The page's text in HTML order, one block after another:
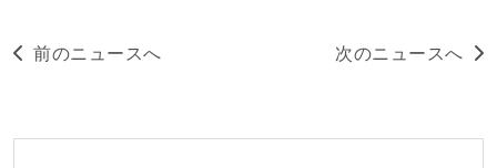
前のニュースへ 次のニュースへ